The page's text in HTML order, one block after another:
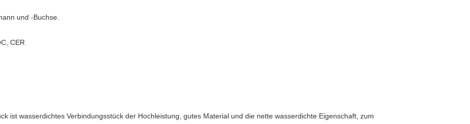
und -Buchse.
CER
ist wasserdichtes Verbindungsstück der Hochleistung, gutes Material und die nette wasserdichte Eigenschaft, zum